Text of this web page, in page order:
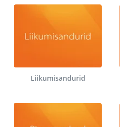
Liikumisandurid